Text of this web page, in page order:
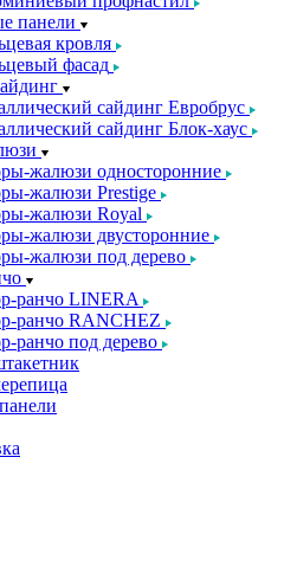
панели
кровля
фасад
сайдинг Евробрус
сайдинг Блок-хаус
жалюзи односторонние
жалюзи Prestige
жалюзи Royal
жалюзи двусторонние
жалюзи под дерево
ранчо LINERA
ранчо RANCHEZ
ранчо под дерево